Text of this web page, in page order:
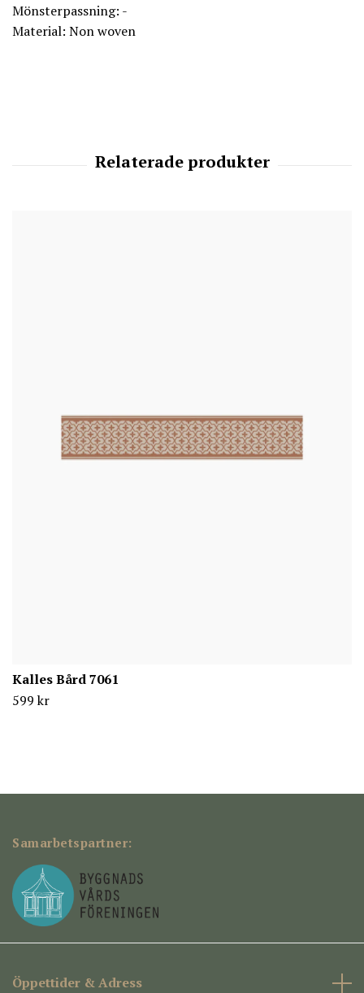
Mönsterpassning: -
Material: Non woven
Kalles Bård 7061
599 kr
Samarbetspartner:
Öppettider & Adress